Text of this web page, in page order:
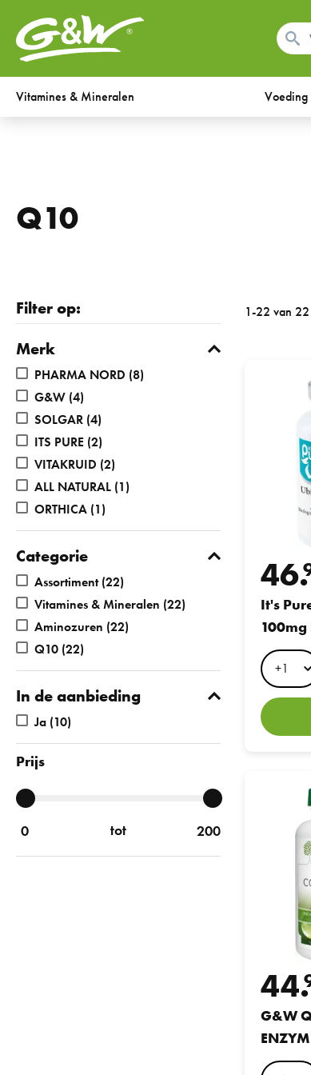
Vitamines & Mineralen Voeding
Q10
Filter op:
Merk
PHARMA NORD (8)
G&W (4)
SOLGAR (4)
ITS PURE (2)
VITAKRUID (2)
ALL NATURAL (1)
ORTHICA (1)
Categorie
Assortiment(22)
Vitamines & Mineralen (22)
Aminozuren (22)
Q10 (22)
In de aanbieding
Ja (10)
Prijs
tot
1-22 van
It's
60caps
G&W